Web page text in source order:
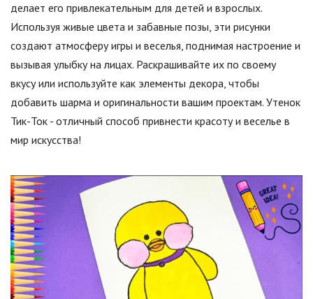
делает его привлекательным для детей и взрослых.
Используя живые цвета и забавные позы, эти рисунки
создают атмосферу игры и веселья, поднимая настроение и
вызывая улыбку на лицах. Раскрашивайте их по своему
вкусу или используйте как элементы декора, чтобы
добавить шарма и оригинальности вашим проектам. Утенок
Тик-Ток - отличный способ привнести красоту и веселье в
мир искусства!